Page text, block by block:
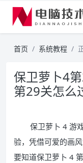
首页 系统教程
保卫萝卜4
第29关怎么
保卫萝卜 4 游
验，凭借可爱的画
要知道保卫萝卜 4